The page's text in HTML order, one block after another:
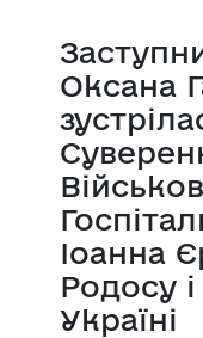
Оксана
Іоанна
Родосу
Україні